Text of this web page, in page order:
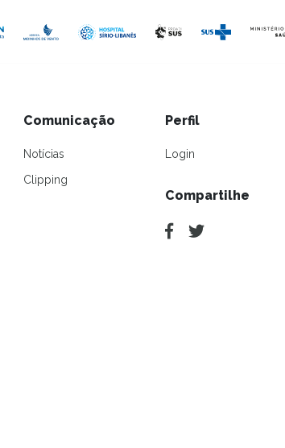
Comunicação
Notícias
Clipping
Perfil
Login
Compartilhe